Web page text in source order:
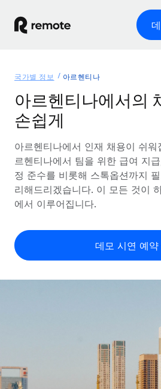
글로벌 고용
글로벌 급여
규정을 준수하며 급여 지급을 손쉽게
기록상 고용주(EOR)
법인 설립 비용 없이 전 세계로 사업
HR을 워크플로에 매끄럽게 통합
솔루션
글로벌 서비스 제공
국가별 정보
국가별 글로벌 채용 지원 알아보기
미국 주별 정보
Remote와 다른 솔루션 비교
다른 업체들과 비교해보기
성장하는 기업을 위한 민첩한 글로벌
맞춤형 HR 솔루션으로 팀 확장
리소스
도구 및 계산기
오분류 리스크 평가 도구
국가별 총 인건비 계산
사례 연구
요금
한국어
English
Español
국가별 정보 아르헨티나
아르헨티나에서의
손쉽게
아르헨티나에서 인재 채용이 쉬
르헨티나에서 팀을 위한 급여 지
정 준수를 비롯해 스톡옵션까지
리해드리겠습니다. 이 모든 것이
에서 이루어집니다.
데모 시연 예약